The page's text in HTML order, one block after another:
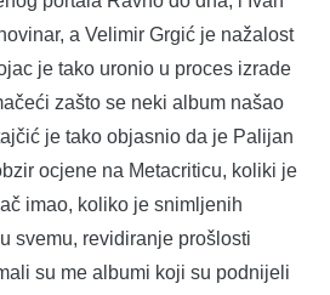
a Velimir Grgić je nažalost
je tako uronio u proces izrade
zašto se neki album našao
je tako objasnio da je Palijan
ocjene na Metacriticu, koliki je
imao, koliko je snimljenih
svemu, revidiranje prošlosti
su me albumi koji su podnijeli